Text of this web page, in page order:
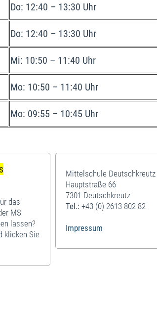
Do: 12:40 – 13:30 Uhr
Do: 12:40 – 13:30 Uhr
Mi: 10:50 – 11:40 Uhr
Mo: 10:50 – 11:40 Uhr
Mo: 09:55 – 10:45 Uhr
das
MS
lassen?
klicken Sie
Mittelschule Deutschkreutz
Hauptstraße 66
7301 Deutschkreutz
Tel.: +43 (0) 2613 802 82
Impressum